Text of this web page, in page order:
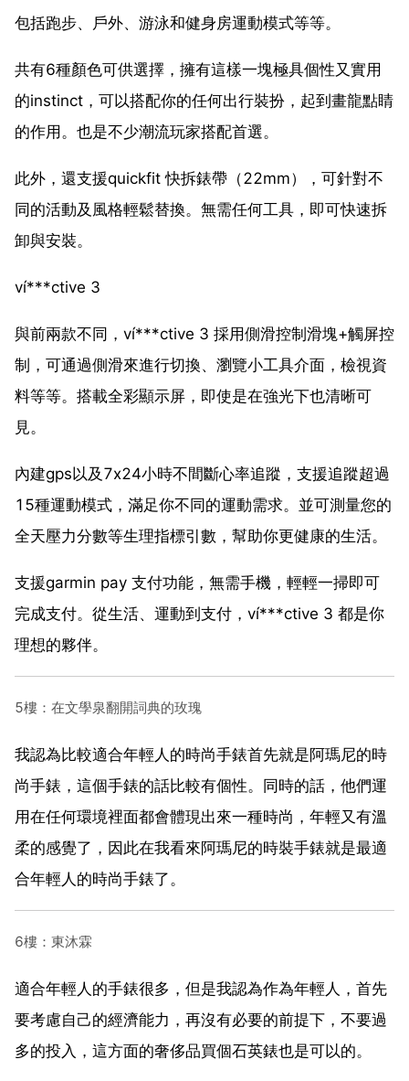
包括跑步、戶外、游泳和健身房運動模式等等。
共有6種顏色可供選擇，擁有這樣一塊極具個性又實用
的instinct，可以搭配你的任何出行裝扮，起到畫龍點睛
的作用。也是不少潮流玩家搭配首選。
此外，還支援quickfit 快拆錶帶（22mm），可針對不
同的活動及風格輕鬆替換。無需任何工具，即可快速拆
卸與安裝。
ví***ctive 3
與前兩款不同，ví***ctive 3 採用側滑控制滑塊+觸屏控
制，可通過側滑來進行切換、瀏覽小工具介面，檢視資
料等等。搭載全彩顯示屏，即使是在強光下也清晰可
見。
內建gps以及7x24小時不間斷心率追蹤，支援追蹤超過
15種運動模式，滿足你不同的運動需求。並可測量您的
全天壓力分數等生理指標引數，幫助你更健康的生活。
支援garmin pay 支付功能，無需手機，輕輕一掃即可
完成支付。從生活、運動到支付，ví***ctive 3 都是你
理想的夥伴。
5樓：在文學泉翻開詞典的玫瑰
我認為比較適合年輕人的時尚手錶首先就是阿瑪尼的時
尚手錶，這個手錶的話比較有個性。同時的話，他們運
用在任何環境裡面都會體現出來一種時尚，年輕又有溫
柔的感覺了，因此在我看來阿瑪尼的時裝手錶就是最適
合年輕人的時尚手錶了。
6樓：東沐霖
適合年輕人的手錶很多，但是我認為作為年輕人，首先
要考慮自己的經濟能力，再沒有必要的前提下，不要過
多的投入，這方面的奢侈品買個石英錶也是可以的。